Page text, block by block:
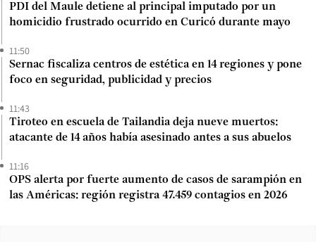
PDI del Maule detiene al principal imputado por un
homicidio frustrado ocurrido en Curicó durante mayo
11:50
Sernac fiscaliza centros de estética en 14 regiones y pone
foco en seguridad, publicidad y precios
11:43
Tiroteo en escuela de Tailandia deja nueve muertos:
atacante de 14 años había asesinado antes a sus abuelos
11:16
OPS alerta por fuerte aumento de casos de sarampión en
las Américas: región registra 47.459 contagios en 2026